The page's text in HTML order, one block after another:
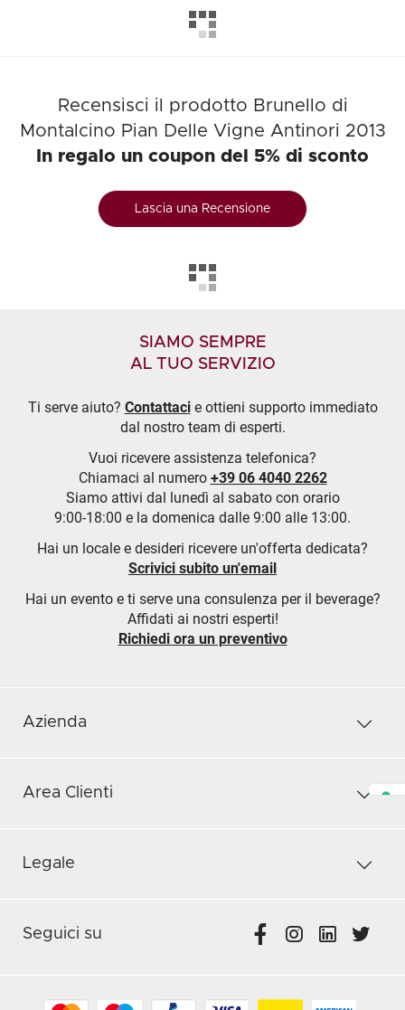
Recensisci il prodotto Brunello di
Montalcino Pian Delle Vigne Antinori 2013
In regalo un coupon del 5% di sconto
Lascia una Recensione
SIAMO SEMPRE
AL TUO SERVIZIO
Ti serve aiuto? Contattacie ottieni supporto immediato
dal nostro team di esperti.
Vuoi ricevere assistenza telefonica?
Chiamaci al numero +39 06 4040 2262
Siamo attivi dal lunedì al sabato con orario
9:00-18:00 e la domenica dalle 9:00 alle 13:00.
Hai un locale e desideri ricevere un'offerta dedicata?
Scrivici subito un'email
Hai un evento e ti serve una consulenza per il beverage?
Affidati ai nostri esperti!
Richiedi ora un preventivo
Azienda
Area Clienti
Legale
Seguici su